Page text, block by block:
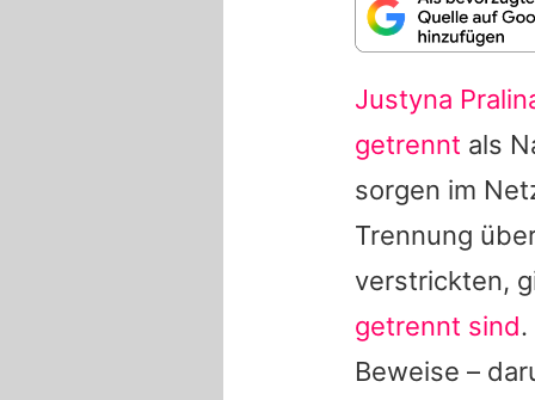
Justyna
getrennt als
sorgen im
Trennung
verstrickten,
getrennt sind.
Beweise –